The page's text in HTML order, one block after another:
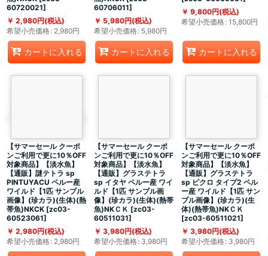
60720021]
2,980円(税込)
希望小売価格: 2,980円
カートに入れる
60706011]
5,980円(税込)
希望小売価格: 5,980円
カートに入れる
9,800円(税込)
希望小売価格: 15,800円
カートに入れる
【サマーセール クーポ
ンご利用で更に10％OFF
対象商品】【淡水魚】
【通販】謎テトラ sp
PINTUYACU ペルー産
ワイルド【1匹 サンプル
画像】(珍カラ)(生体)(熱
帯魚)NKCK [zc03-
60523061]
2,980円(税込)
希望小売価格: 2,980円
【サマーセール クーポ
ンご利用で更に10％OFF
対象商品】【淡水魚】
【通販】グラステトラ
sp イタヤ ペルー産 ワイ
ルド【1匹 サンプル画
像】(珍カラ)(生体)(熱帯
魚)NKＣＫ [zc03-
60511031]
3,980円(税込)
希望小売価格: 3,980円
【サマーセール クーポ
ンご利用で更に10％OFF
対象商品】【淡水魚】
【通販】グラステトラ
sp ピクロ タイプ2 ペル
ー産 ワイルド【1匹 サン
プル画像】(珍カラ)(生
体)(熱帯魚)NKＣＫ
[zc03-60511021]
3,980円(税込)
希望小売価格: 3,980円